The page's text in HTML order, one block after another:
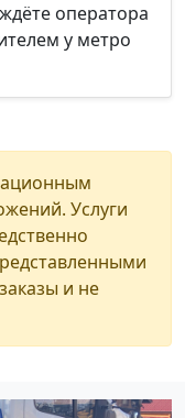
оператора
у метро
Услуги
и не